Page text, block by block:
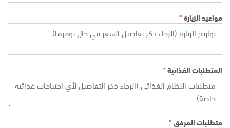
مواعيد الزيارة*
المتطلبات الغذائية*
متطلبات المرفق*